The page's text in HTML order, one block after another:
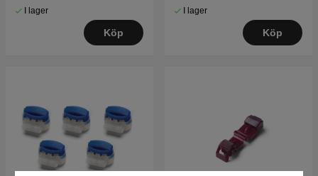
I lager
Köp
I lager
Köp